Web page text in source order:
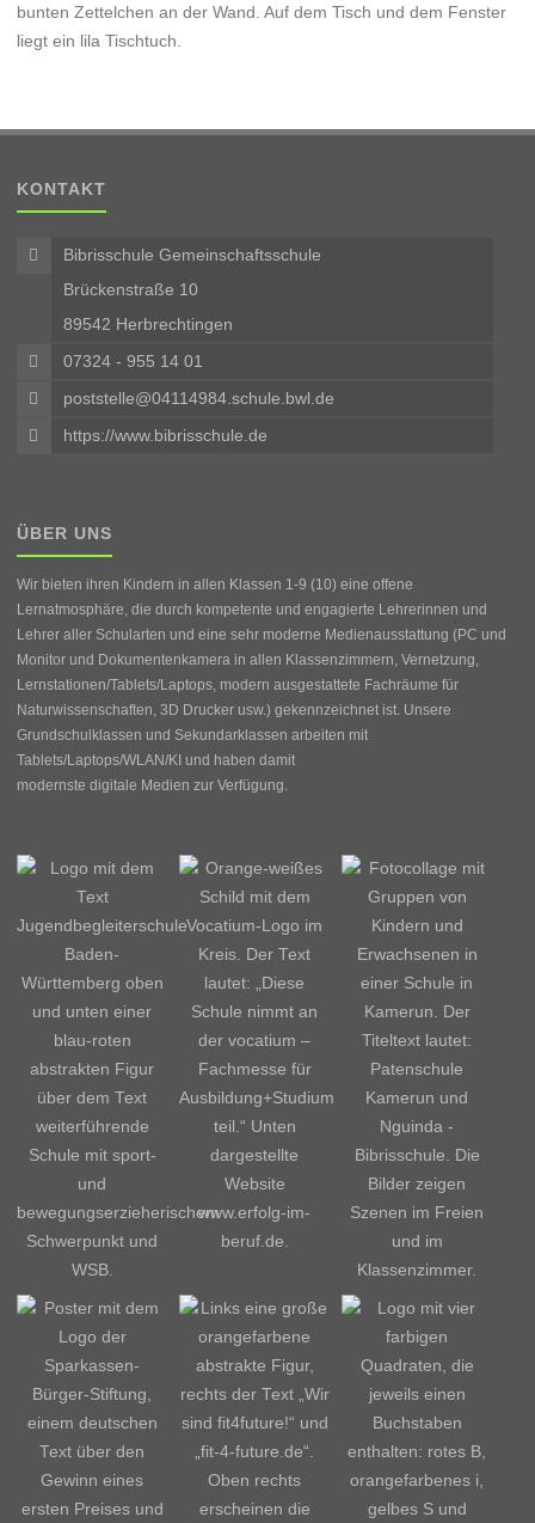
KONTAKT
Bibrisschule Gemeinschaftsschule
Brückenstraße 10
89542 Herbrechtingen
07324 - 955 14 01
poststelle@04114984.schule.bwl.de
https://www.bibrisschule.de
ÜBER UNS
Wir bieten ihren Kindern in allen Klassen 1-9 (10) eine offene
Lernatmosphäre, die durch kompetente und engagierte Lehrerinnen und
Lehrer aller Schularten und eine sehr moderne Medienausstattung (PC und
Monitor und Dokumentenkamera in allen Klassenzimmern, Vernetzung,
Lernstationen/Tablets/Laptops, modern ausgestattete Fachräume für
Naturwissenschaften, 3D Drucker usw.) gekennzeichnet ist. Unsere
Grundschulklassen und Sekundarklassen arbeiten mit
Tablets/Laptops/WLAN/KI und haben damit
modernste digitale Medien zur Verfügung.